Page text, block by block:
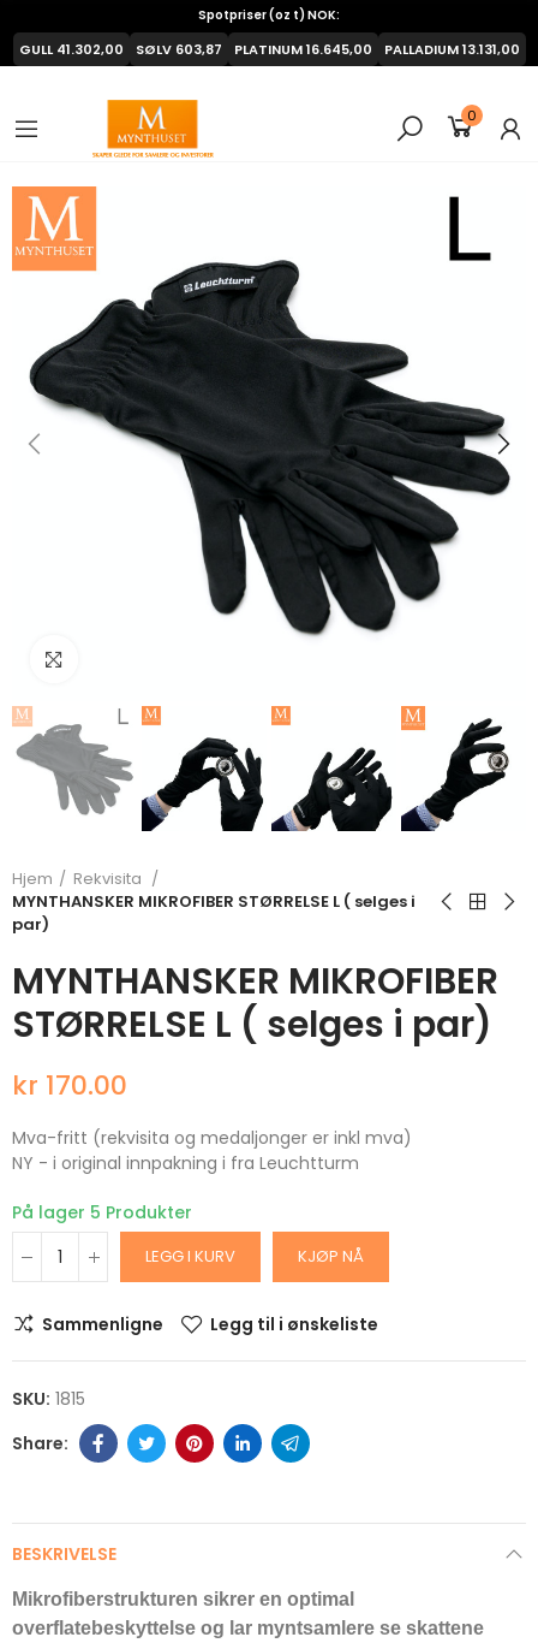
0
Spotpriser (oz t) NOK:
GULL41.302,00 SØLV 603,87 PLATINUM16.645,00 PALLADIUM13.131,00
Hjem
Rekvisita
MYNTHANSKER MIKROFIBER STØRRELSE L ( selges i
par)
MYNTHANSKER MIKROFIBER
STØRRELSE L ( selges i par)
kr 170.00
Mva-fritt (rekvisita og medaljonger er inkl mva)
NY - i original innpakning i fra Leuchtturm
På lager 5 Produkter
LEGG I KURV KJØP NÅ
Sammenligne Legg til i ønskeliste
SKU: 1815
BESKRIVELSE
Mikrofiberstrukturen sikrer en optimal
overflatebeskyttelse og lar myntsamlere se skattene